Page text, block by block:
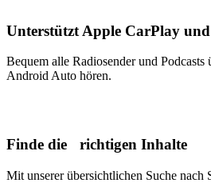
Unterstützt Apple CarPlay
Bequem alle Radiosender und
Android Auto hören.
Finde die richtigen Inhalte
Mit unserer übersichtlichen Suche nach